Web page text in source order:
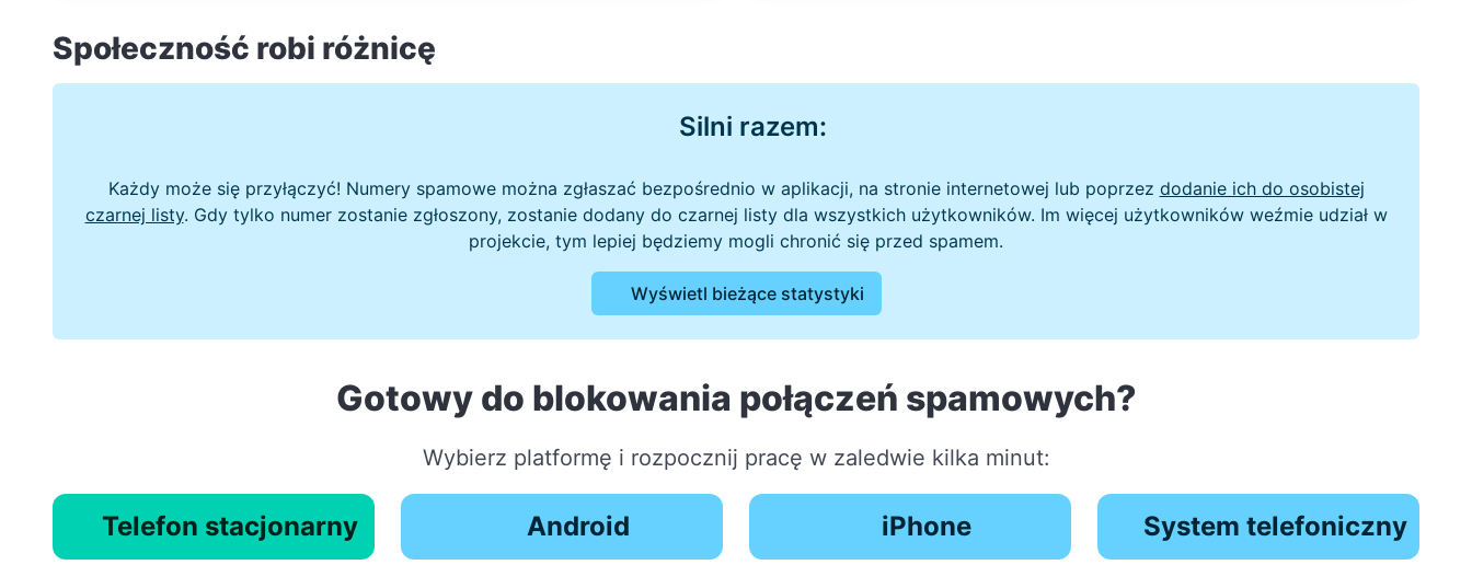
Społeczność robi różnicę
Silni razem:
Każdy może się przyłączyć! Numery spamowe można zgłaszać bezpośrednio w aplikacji, na stronie internetowej lub poprzez dodanie ich do osobistej
czarnej listy. Gdy tylko numer zostanie zgłoszony, zostanie dodany do czarnej listy dla wszystkich użytkowników. Im więcej użytkowników weźmie udział w
projekcie, tym lepiej będziemy mogli chronić się przed spamem.
Wyświetl bieżące statystyki
Gotowy do blokowania połączeń spamowych?
Wybierz platformę i rozpocznij pracę w zaledwie kilka minut:
Telefon stacjonarny Android iPhone System telefoniczny